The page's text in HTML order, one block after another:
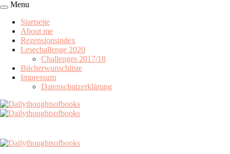
Menu
Startseite
About me
Rezensionsindex
Lesechallenge 2020
Challenges 2017/18
Bücherwunschliste
Impressum
Datenschutzerklärung